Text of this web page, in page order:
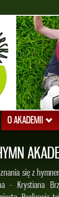
O AKADEMII
zawodnik